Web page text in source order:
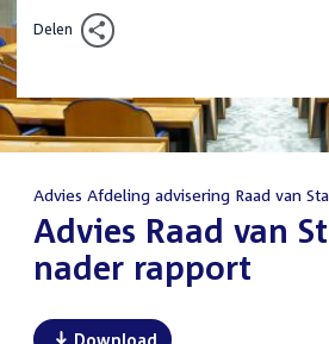
Delen
Advies Afdeling advisering Raad van
Advies Raad van
nader rapport
Download